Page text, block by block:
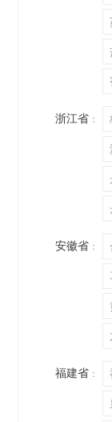
浙江省 ：
安徽省 ：
福建省 ：